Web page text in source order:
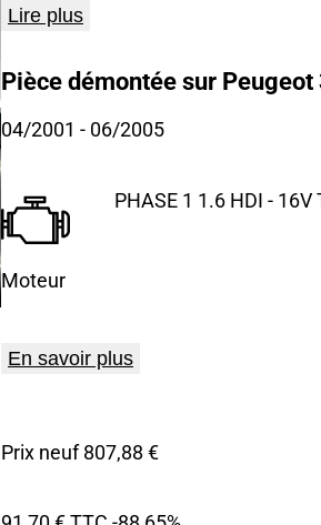
Lire plus
Pièce démontée sur
04/2001 - 06/2005
Moteur
PHASE 1 1.6 HDI - 16V
En savoir plus
Prix neuf 807,88 €